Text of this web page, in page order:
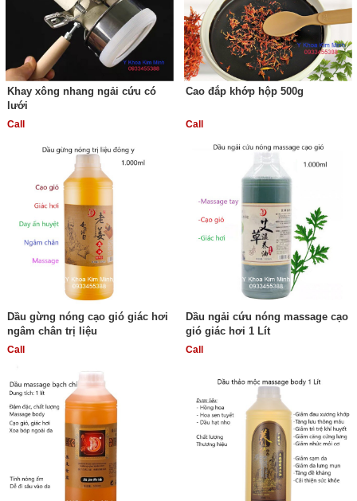
Khay xông nhang ngải cứu có
lưới
Call
Cao đắp khớp hộp 500g
Call
Dầu gừng nóng cạo gió giác hơi
ngâm chân trị liệu
Call
Dầu ngải cứu nóng massage cạo
gió giác hơi 1 Lít
Call